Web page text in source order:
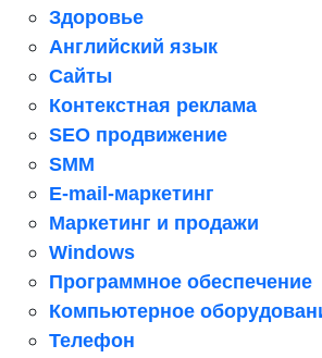
Здоровье
Английский язык
Сайты
Контекстная реклама
SEO продвижение
SMM
E-mail-маркетинг
Маркетинг и продажи
Windows
Программное обеспечение
Компьютерное
Телефон